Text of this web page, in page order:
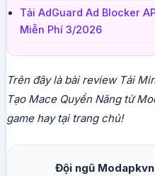
Tải AdGuard Ad Blocker
Miễn Phí 3/2026
Trên đây là bài review Tải
Tạo Mace Quyền Năng từ
game hay tại trang chủ!
Đội ngũ Modapkvn